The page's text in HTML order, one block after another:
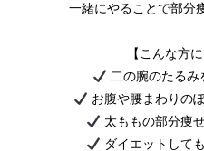
一緒にやることで部分
【こんな方
二の腕のたるみ
お腹や腰まわりの
太ももの部分痩
ダイエットして